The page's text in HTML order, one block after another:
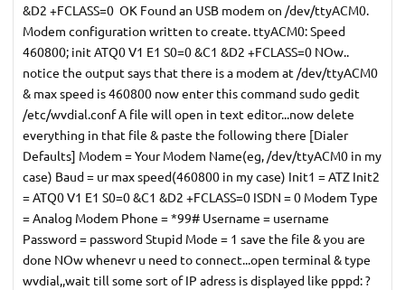
&D2 +FCLASS=0  OK Found an USB modem on /dev/ttyACM0.
Modem configuration written to create. ttyACM0: Speed
460800; init ATQ0 V1 E1 S0=0 &C1 &D2 +FCLASS=0 NOw..
notice the output says that there is a modem at /dev/ttyACM0
& max speed is 460800 now enter this command sudo gedit
/etc/wvdial.conf A file will open in text editor...now delete
everything in that file & paste the following there [Dialer
Defaults] Modem = Your Modem Name(eg, /dev/ttyACM0 in my
case) Baud = ur max speed(460800 in my case) Init1 = ATZ Init2
= ATQ0 V1 E1 S0=0 &C1 &D2 +FCLASS=0 ISDN = 0 Modem Type
= Analog Modem Phone = *99# Username = username
Password = password Stupid Mode = 1 save the file & you are
done NOw whenevr u need to connect...open terminal & type
wvdial,,wait till some sort of IP adress is displayed like pppd: ?